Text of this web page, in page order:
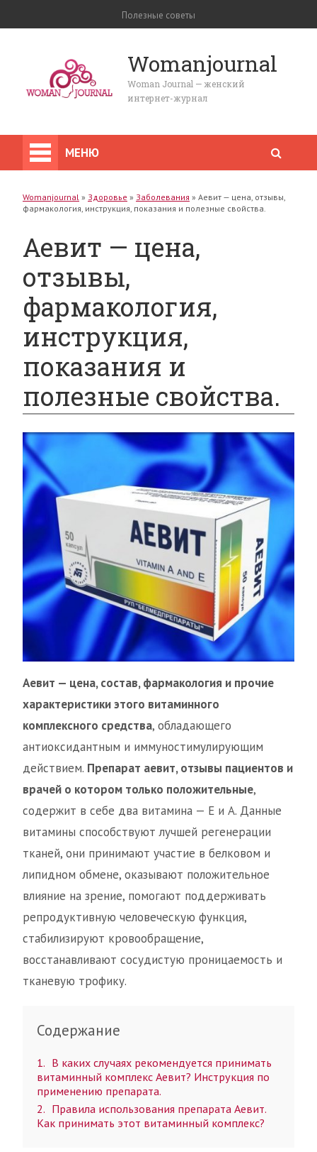
Полезные советы
Womanjournal
Woman Journal — женский
интернет-журнал
МЕНЮ
Womanjournal » Здоровье » Заболевания » Аевит — цена, отзывы,
фармакология, инструкция, показания и полезные свойства.
Аевит — цена,
отзывы,
фармакология,
инструкция,
показания и
полезные свойства.
Аевит — цена, состав, фармакология и прочие
характеристики этого витаминного
комплексного средства, обладающего
антиоксидантным и иммуностимулирующим
действием. Препарат аевит, отзывы пациентов и
врачей о котором только положительные,
содержит в себе два витамина — Е и А. Данные
витамины способствуют лучшей регенерации
тканей, они принимают участие в белковом и
липидном обмене, оказывают положительное
влияние на зрение, помогают поддерживать
репродуктивную человеческую функция,
стабилизируют кровообращение,
восстанавливают сосудистую проницаемость и
тканевую трофику.
Содержание
1
В каких случаях рекомендуется принимать
витаминный комплекс Аевит? Инструкция по
применению препарата.
2
Правила использования препарата Аевит.
Как принимать этот витаминный комплекс?